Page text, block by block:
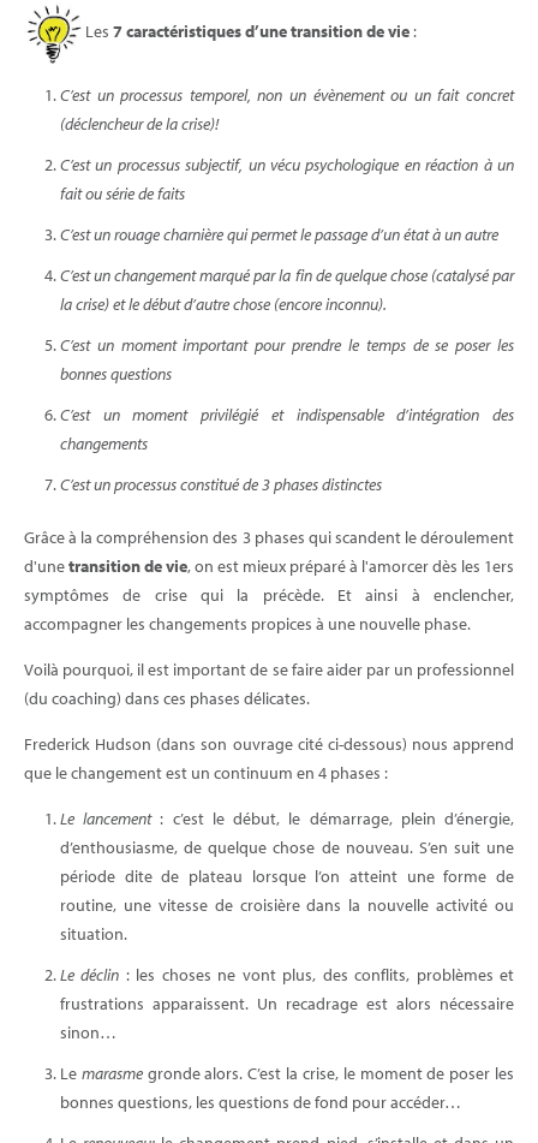
Les 7 caractéristiques d’une transition de vie :
C’est un processus temporel, non un évènement ou un fait concret
(déclencheur de la crise)!
C’est un processus subjectif, un vécu psychologique en réaction à un
fait ou série de faits
C’est un rouage charnière qui permet le passage d’un état à un autre
C’est un changement marqué par la fin de quelque chose (catalysé par
la crise) et le début d’autre chose (encore inconnu).
C’est un moment important pour prendre le temps de se poser les
bonnes questions
C’est un moment privilégié et indispensable d’intégration des
changements
C’est un processus constitué de 3 phases distinctes
Grâce à la compréhension des 3 phases qui scandent le déroulement
d'unetransition de vie, on est mieux préparé à l'amorcer dès les 1ers
symptômes de crise qui la précède. Et ainsi à enclencher,
accompagner les changements propices à une nouvelle phase.
Voilà pourquoi, il est important de se faire aider par un professionnel
(du coaching) dans ces phases délicates.
Frederick Hudson (dans son ouvrage cité ci-dessous) nous apprend
que le changement est un continuum en 4 phases :
Le lancement: c’est le début, le démarrage, plein d’énergie,
d’enthousiasme, de quelque chose de nouveau. S’en suit une
période dite de plateau lorsque l’on atteint une forme de
routine, une vitesse de croisière dans la nouvelle activité ou
situation.
Le déclin : les choses ne vont plus, des conflits, problèmes et
frustrations apparaissent. Un recadrage est alors nécessaire
sinon…
Le marasmegronde alors. C’est la crise, le moment de poser les
bonnes questions, les questions de fond pour accéder…